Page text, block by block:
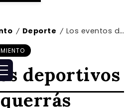
/ Deporte / Los eventos deportivos que no te querrás perder este 2017
deportivos